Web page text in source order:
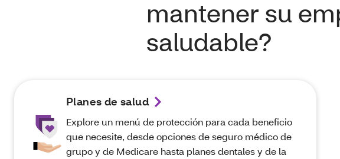
mantener su
saludable?
Planes de salud
Explore un menú de protección para cada beneficio
que necesite, desde opciones de seguro médico de
grupo y de Medicare hasta planes dentales y de la